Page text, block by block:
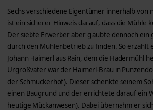
Sechs verschiedene Eigentümer innerhalb von
ist ein sicherer Hinweis darauf, dass die Mühle
Der siebte Erwerber aber glaubte dennoch ein
durch den Mühlenbetrieb zu finden. So erzählt
Johann Haimerl aus Rain, dem die Hadermühl
Urgroßvater war der Haimerl-Bräu in
der Schmuckerhof). Dieser schenkte seinem
einen Baugrund und der errichtete darauf ein
heutige Mückanwesen). Dabei übernahm er